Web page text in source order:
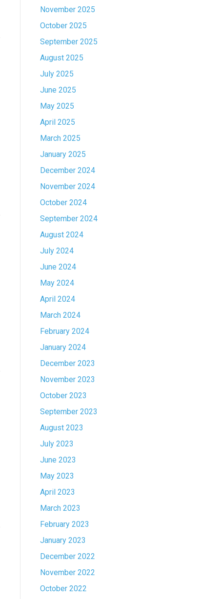
November 2025
October 2025
September 2025
August 2025
July 2025
June 2025
May 2025
April 2025
March 2025
January 2025
December 2024
November 2024
October 2024
September 2024
August 2024
July 2024
June 2024
May 2024
April 2024
March 2024
February 2024
January 2024
December 2023
November 2023
October 2023
September 2023
August 2023
July 2023
June 2023
May 2023
April 2023
March 2023
February 2023
January 2023
December 2022
November 2022
October 2022